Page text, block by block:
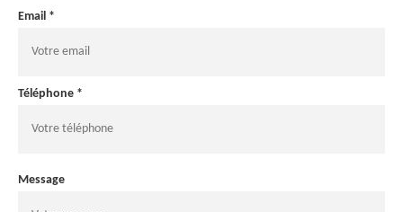
Email *
Téléphone *
Message